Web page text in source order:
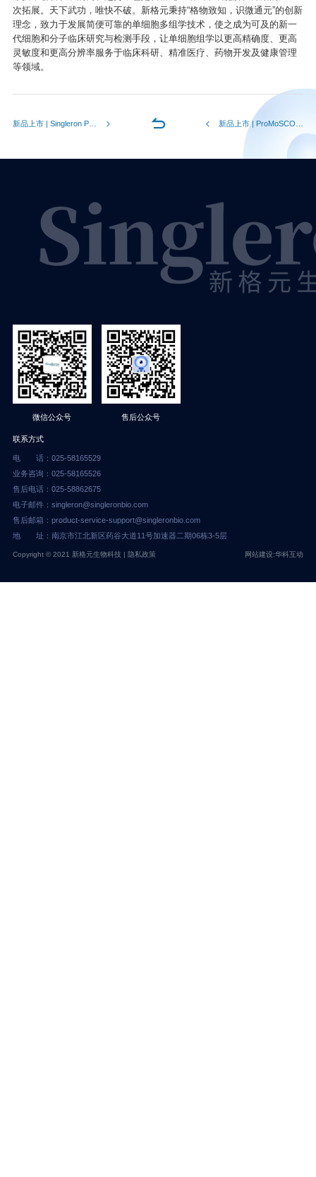
次拓展。天下武功，唯快不破。新格元秉持“格物致知，识微通元”的创新
理念，致力于发展简便可靠的单细胞多组学技术，使之成为可及的新一
代细胞和分子临床研究与检测手段，让单细胞组学以更高精确度、更高
灵敏度和更高分辨率服务于临床科研、精准医疗、药物开发及健康管理
等领域。
新品上市 | Singleron PythoN Junior自动化组织解离系统双舱登陆 新品上市 | ProMoSCOPE™高通量单细胞糖基化解决方案
微信公众号 售后公众号
联系方式
电 话：025-58165529
业务咨询：025-58165526
售后电话：025-58862675
电子邮件：singleron@singleronbio.com
售后邮箱：product-service-support@singleronbio.com
地 址：南京市江北新区药谷大道11号加速器二期06栋3-5层
Copyright © 2021 新格元生物科技 | 隐私政策 网站建设:华科互动